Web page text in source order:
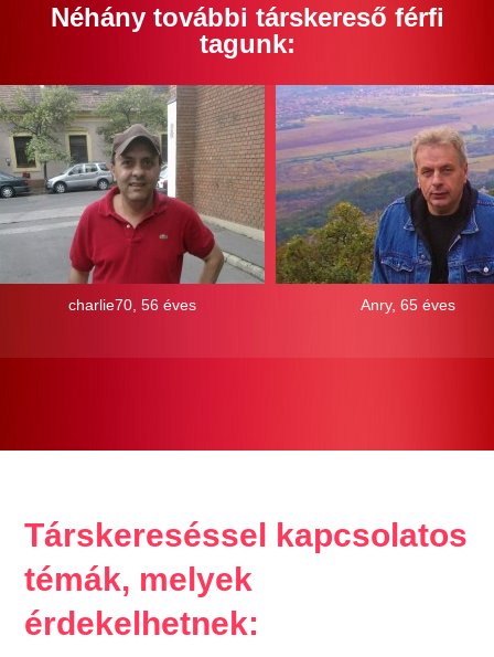
Néhány további társkereső férfi
tagunk:
charlie70, 56 éves Anry, 65 éves
Társkereséssel kapcsolatos
témák, melyek
érdekelhetnek: